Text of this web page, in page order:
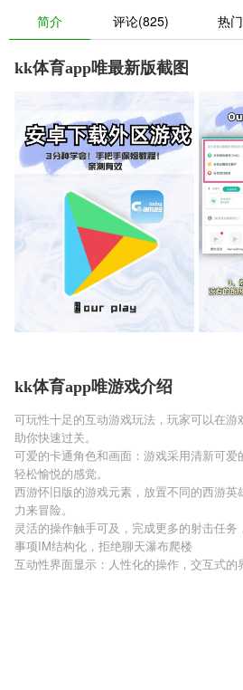
简介 评论(825) 热
kk体育app唯最新版截图
kk体育app唯游戏介绍
可玩性十足的互动游戏玩法，玩家可以在
助你快速过关。
可爱的卡通角色和画面：游戏采用清新可
轻松愉悦的感觉。
西游怀旧版的游戏元素，放置不同的西游
力来冒险。
灵活的操作触手可及，完成更多的射击任
事项IM结构化，拒绝聊天瀑布爬楼
互动性界面显示：人性化的操作，交互式的